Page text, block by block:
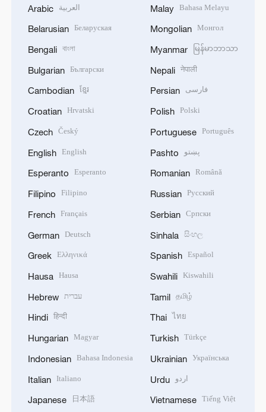
Arabic العربية
Belarusian Беларуская
Bengali বাংলা
Bulgarian Български
Cambodian ខ្មែរ
Croatian Hrvatski
Czech Český
English English
Esperanto Esperanto
Filipino Filipino
French Français
German Deutsch
Greek Ελληνικά
Hausa Hausa
Hebrew עברית
Hindi हिन्दी
Hungarian Magyar
Indonesian Bahasa Indonesia
Italian Italiano
Japanese 日本語
Malay Bahasa Melayu
Mongolian Монгол
Myanmar မြန်မာဘာသာ
Nepali नेपाली
Persian فارسی
Polish Polski
Portuguese Português
Pashto پښتو
Romanian Română
Russian Русский
Serbian Српски
Sinhala සිංහල
Spanish Español
Swahili Kiswahili
Tamil தமிழ்
Thai ไทย
Turkish Türkçe
Ukrainian Українська
Urdu اردو
Vietnamese Tiếng Việt